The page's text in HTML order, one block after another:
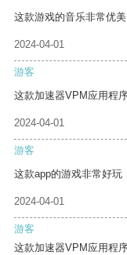
这款游戏的音乐非常优
2024-04-01
游客
这款加速器VPM应用程
2024-04-01
游客
这款app的游戏非常好玩
2024-04-01
游客
这款加速器VPM应用程